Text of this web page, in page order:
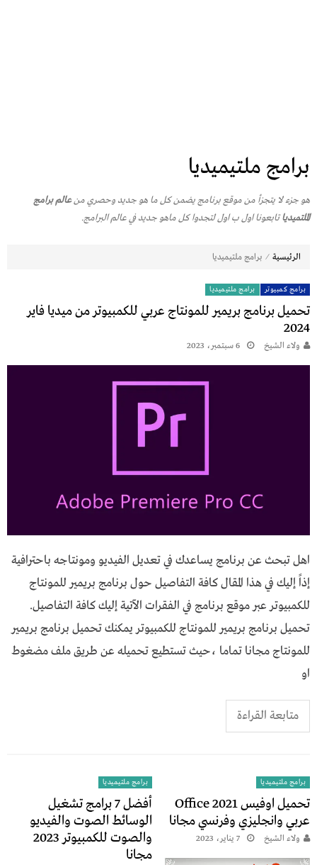
برامج ملتيميديا
هو جزء لا يتجزأ من موقع برنامج يضمن كل ما هو جديد وحصري منعالم برامج
الملتميديا تابعونا اول ب اول لتجدوا كل ماهو جديد في عالم البرامج.
الرئيسية ⁄ برامج ملتيميديا
برامج كمبيوتر برامج ملتيميديا
تحميل برنامج بريمير للمونتاج عربي للكمبيوتر من ميديا فاير
2024
ولاء الشيخ 6 سبتمبر، 2023
اهل تبحث عن برنامج يساعدك في تعديل الفيديو ومونتاجه باحترافية
إذاً إليك في هذا المقال كافة التفاصيل حول برنامج بريمير للمونتاج
للكمبيوتر عبر موقع برنامج في الفقرات الآتية إليك كافة التفاصيل.
تحميل برنامج بريمير للمونتاج للكمبيوتر يمكنك تحميل برنامج بريمير
للمونتاج مجانا تماما ،حيث تستطيع تحميله عن طريق ملف مضغوط
او
متابعة القراءة
برامج ملتيميديا
تحميل اوفيس 2021 Office
عربي وانجليزي وفرنسي مجانا
ولاء الشيخ 7 يناير، 2023
برامج ملتيميديا
أفضل 7 برامج تشغيل
الوسائط الصوت والفيديو
والصوت للكمبيوتر 2023
مجانا